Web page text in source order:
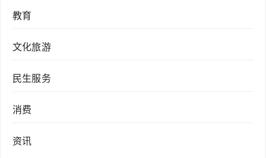
教育
文化旅游
民生服务
消费
资讯